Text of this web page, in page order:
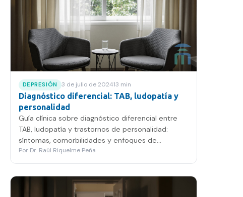
DEPRESIÓN 3 de julio de 202413 min
Diagnóstico diferencial: TAB, ludopatía y
personalidad
Guía clínica sobre diagnóstico diferencial entre
TAB, ludopatía y trastornos de personalidad:
síntomas, comorbilidades y enfoques de
tratamiento en Chile.
Por Dr. Raúl Riquelme Peña